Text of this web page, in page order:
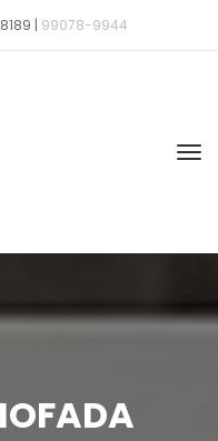
| 99078-9944